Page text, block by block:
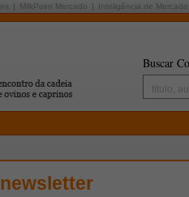
MilkPoint Mercado Inteligência de Mercado
Buscar